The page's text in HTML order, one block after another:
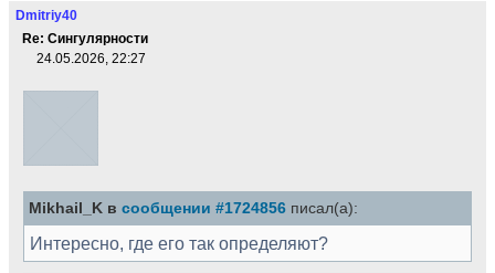
Dmitriy40
Re: Сингулярности
24.05.2026, 22:27
Mikhail_K в сообщении #1724856 писал(а):
Интересно, где его так определяют?